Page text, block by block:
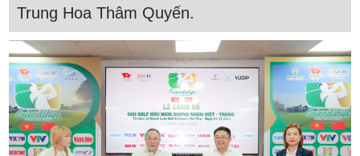
Trung Hoa Thâm Quyến.